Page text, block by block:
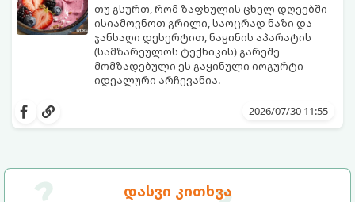
დასვი კითხვა
თუ გსურთ, რომ ზაფხულის ცხელ დღეებში
ისიამოვნოთ გრილი, საოცრად ნაზი და
ჯანსაღი დესერტით, ნაყინის აპარატის
(სამზარეულოს ტექნიკის) გარეშე
მომზადებული ეს გაყინული იოგურტი
იდეალური არჩევანია.
ის შეიცავს მინიმალურ კალორიებს,
მომზადების დრო: 5 წუთი
მომზადებისთანავე, რბილი ნაყინის სახით)
2026/07/30 11:55